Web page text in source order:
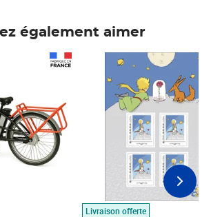
également aimer
Livraison offerte
Prix 7,50€